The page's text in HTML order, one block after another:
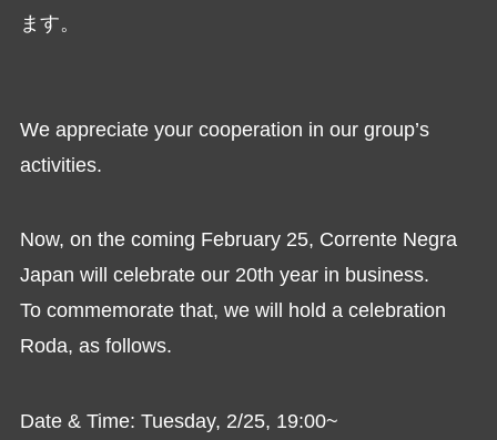
ます。
We appreciate your cooperation in our group’s
activities.
Now, on the coming February 25, Corrente Negra
Japan will celebrate our 20th year in business.
To commemorate that, we will hold a celebration
Roda, as follows.
Date & Time: Tuesday, 2/25, 19:00~